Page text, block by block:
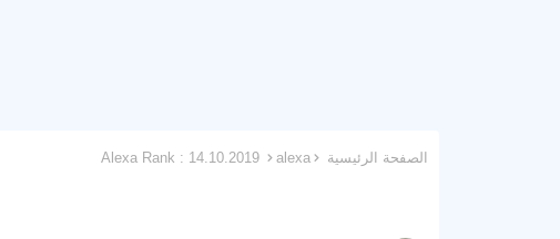
الصفحة الرئيسية alexa
Alexa Rank : 14.10.2019